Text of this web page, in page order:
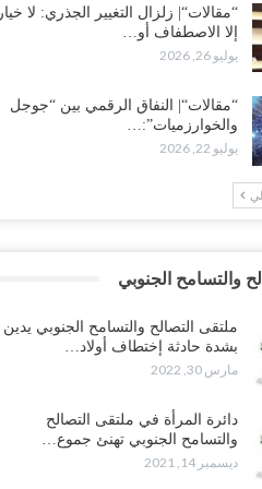
“مقالات“| زلزال التغيير الجذري: لا خيار
إلا الاصطفاف أو…
يوليو 26, 2026
“مقالات“| النفاق الرقمي بين “جوجل
والخوارزميات”:…
يوليو 22, 2026
والتسامح الجنوبي
ملتقى التصالح والتسامح الجنوبي يدين
بشدة حادثة إختطاف أولاد…
مارس 30, 2022
دائرة المرأة في ملتقى التصالح
والتسامح الجنوبي تهنئ جموع…
ديسمبر 14, 2021